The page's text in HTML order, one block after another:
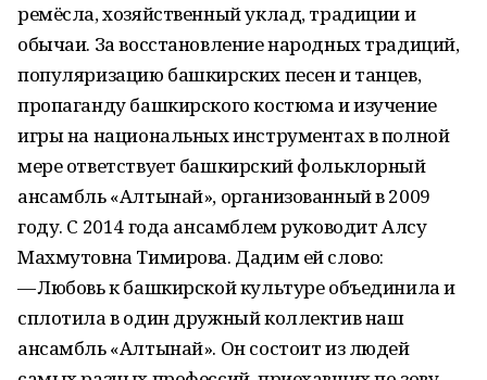
ремёсла, хозяйственный уклад, традиции и
обычаи. За восстановление народных традиций,
популяризацию башкирских песен и танцев,
пропаганду башкирского костюма и изучение
игры на национальных инструментах в полной
мере ответствует башкирский фольклорный
ансамбль «Алтынай», организованный в 2009
году. С 2014 года ансамблем руководит Алсу
Махмутовна Тимирова. Дадим ей слово:
— Любовь к башкирской культуре объединила и
сплотила в один дружный коллектив наш
ансамбль «Алтынай». Он состоит из людей